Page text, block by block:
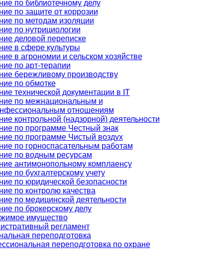
по библиотечному делу
по защите от коррозии
по методам изоляции
по нутрициологии
деловой переписке
в сфере культуры
в агрономии и сельском хозяйстве
по арт-терапии
бережливому производству
по обмотке
технической документации в IT
по межнациональным и
отношениям
контрольной (надзорной) деятельности
по программе Честный знак
по программе Чистый воздух
по горноспасательным работам
по водным ресурсам
антимонопольному комплаенсу
по бухгалтерскому учету
по юридической безопасности
по контролю качества
по медицинской деятельности
по брокерскому делу
имущество
регламент
переподготовка
переподготовка по охране